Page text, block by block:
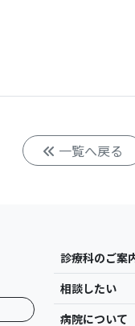
一覧へ戻る
診療科のご案
相談したい
病院について